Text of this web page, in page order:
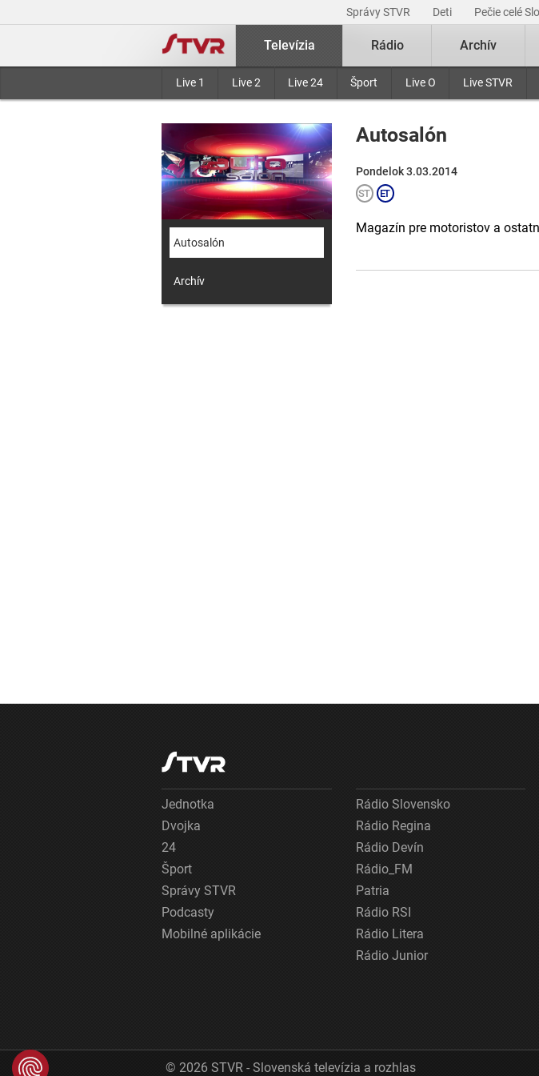
Správy STVR Deti Pečie celé
Televízia
Live 1 Live 2 Live 24 Šport Live O Live STVR
Rádio Archív
Autosalón
Archív
Autosalón
Pondelok 3.03.2014
Magazín pre motoristov a
Jednotka
Dvojka
24
Šport
Správy STVR
Podcasty
Mobilné aplikácie
Rádio Slovensko
Rádio Regina
Rádio Devín
Rádio_FM
Patria
Rádio RSI
Rádio Litera
Rádio Junior
© 2026 STVR - Slovenská televízia a rozhlas